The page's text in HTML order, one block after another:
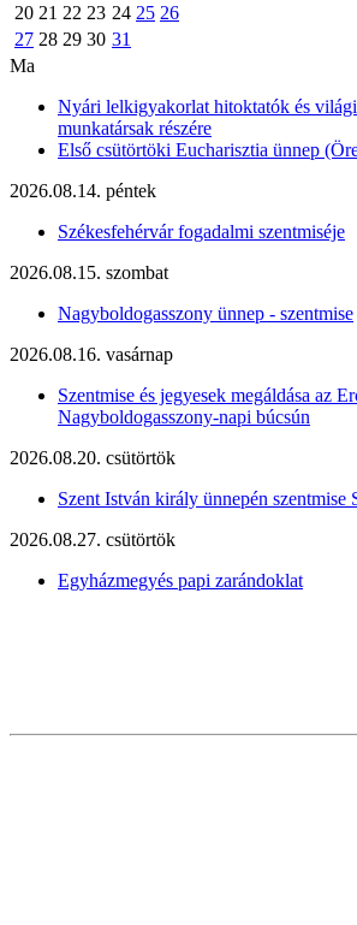
20 21 22 23 24 25 26
27 28 29 30 31
Ma
Nyári lelkigyakorlat hitoktatók és
munkatársak részére
Első csütörtöki Eucharisztia ünnep
2026.08.14. péntek
Székesfehérvár fogadalmi szentmiséje
2026.08.15. szombat
Nagyboldogasszony ünnep - szentmise
2026.08.16. vasárnap
Szentmise és jegyesek megáldása az
Nagyboldogasszony-napi búcsún
2026.08.20. csütörtök
Szent István király ünnepén szentmise
2026.08.27. csütörtök
Egyházmegyés papi zarándoklat